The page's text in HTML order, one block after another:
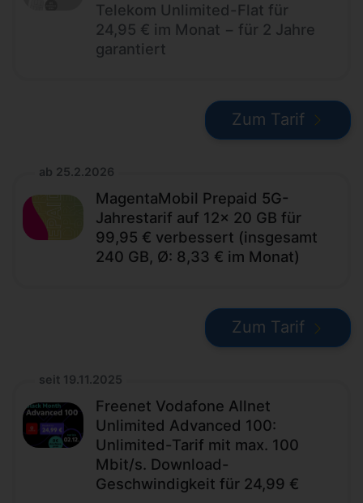
Telekom Unlimited-Flat für
24,95 € im Monat − für 2 Jahre
garantiert
Zum Tarif
ab 25.2.2026
MagentaMobil Prepaid 5G-
Jahrestarif auf 12x 20 GB für
99,95 € verbessert (insgesamt
240 GB, Ø: 8,33 € im Monat)
Zum Tarif
seit 19.11.2025
Freenet Vodafone Allnet
Unlimited Advanced 100:
Unlimited-Tarif mit max. 100
Mbit/s. Download-
Geschwindigkeit für 24,99 €